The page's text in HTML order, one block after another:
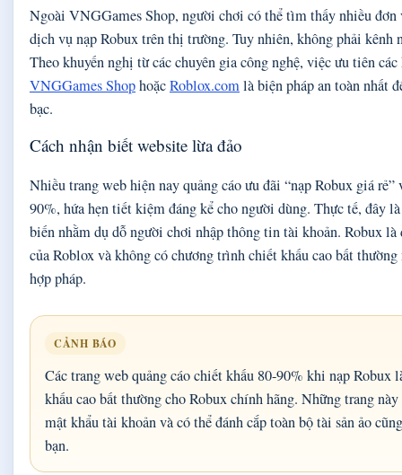
Ngoài VNGGames Shop, người chơi có thể tìm thấy nhiều đơn
dịch vụ nạp Robux trên thị trường. Tuy nhiên, không phải kênh
Theo khuyến nghị từ các chuyên gia công nghệ, việc ưu tiên
VNGGames ShophoặcRoblox.comlà biện pháp an toàn nhất
bạc.
Cách nhận biết website lừa đảo
Nhiều trang web hiện nay quảng cáo ưu đãi “nạp Robux giá
90%, hứa hẹn tiết kiệm đáng kể cho người dùng. Thực tế, đây
biến nhằm dụ dỗ người chơi nhập thông tin tài khoản. Robux
của Roblox và không có chương trình chiết khấu cao bất
hợp pháp.
CẢNH BÁO
Các trang web quảng cáo chiết khấu 80-90% khi nạp Robux
khấu cao bất thường cho Robux chính hãng. Những trang
mật khẩu tài khoản và có thể đánh cắp toàn bộ tài sản ảo
bạn.